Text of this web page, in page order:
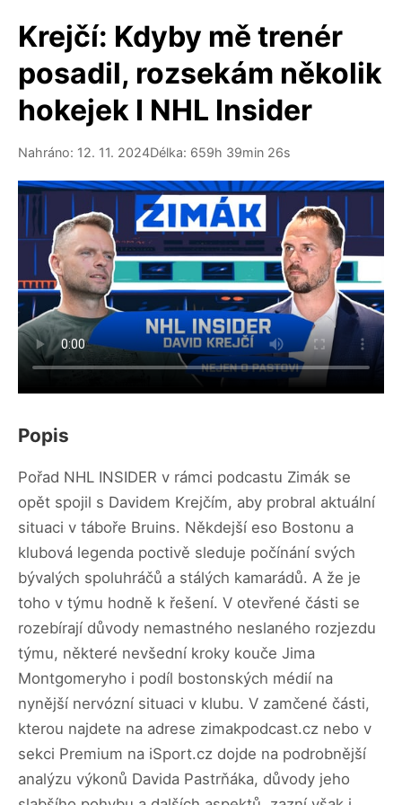
Krejčí: Kdyby mě trenér
posadil, rozsekám několik
hokejek I NHL Insider
Nahráno: 12. 11. 2024Délka: 659h 39min 26s
Popis
Pořad NHL INSIDER v rámci podcastu Zimák se
opět spojil s Davidem Krejčím, aby probral aktuální
situaci v táboře Bruins. Někdejší eso Bostonu a
klubová legenda poctivě sleduje počínání svých
bývalých spoluhráčů a stálých kamarádů. A že je
toho v týmu hodně k řešení. V otevřené části se
rozebírají důvody nemastného neslaného rozjezdu
týmu, některé nevšední kroky kouče Jima
Montgomeryho i podíl bostonských médií na
nynější nervózní situaci v klubu. V zamčené části,
kterou najdete na adrese zimakpodcast.cz nebo v
sekci Premium na iSport.cz dojde na podrobnější
analýzu výkonů Davida Pastrňáka, důvody jeho